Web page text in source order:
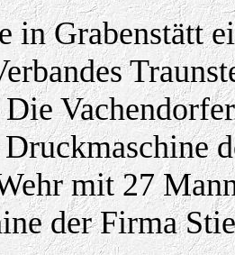
in Grabenstätt
Die
mit 27
der Firma